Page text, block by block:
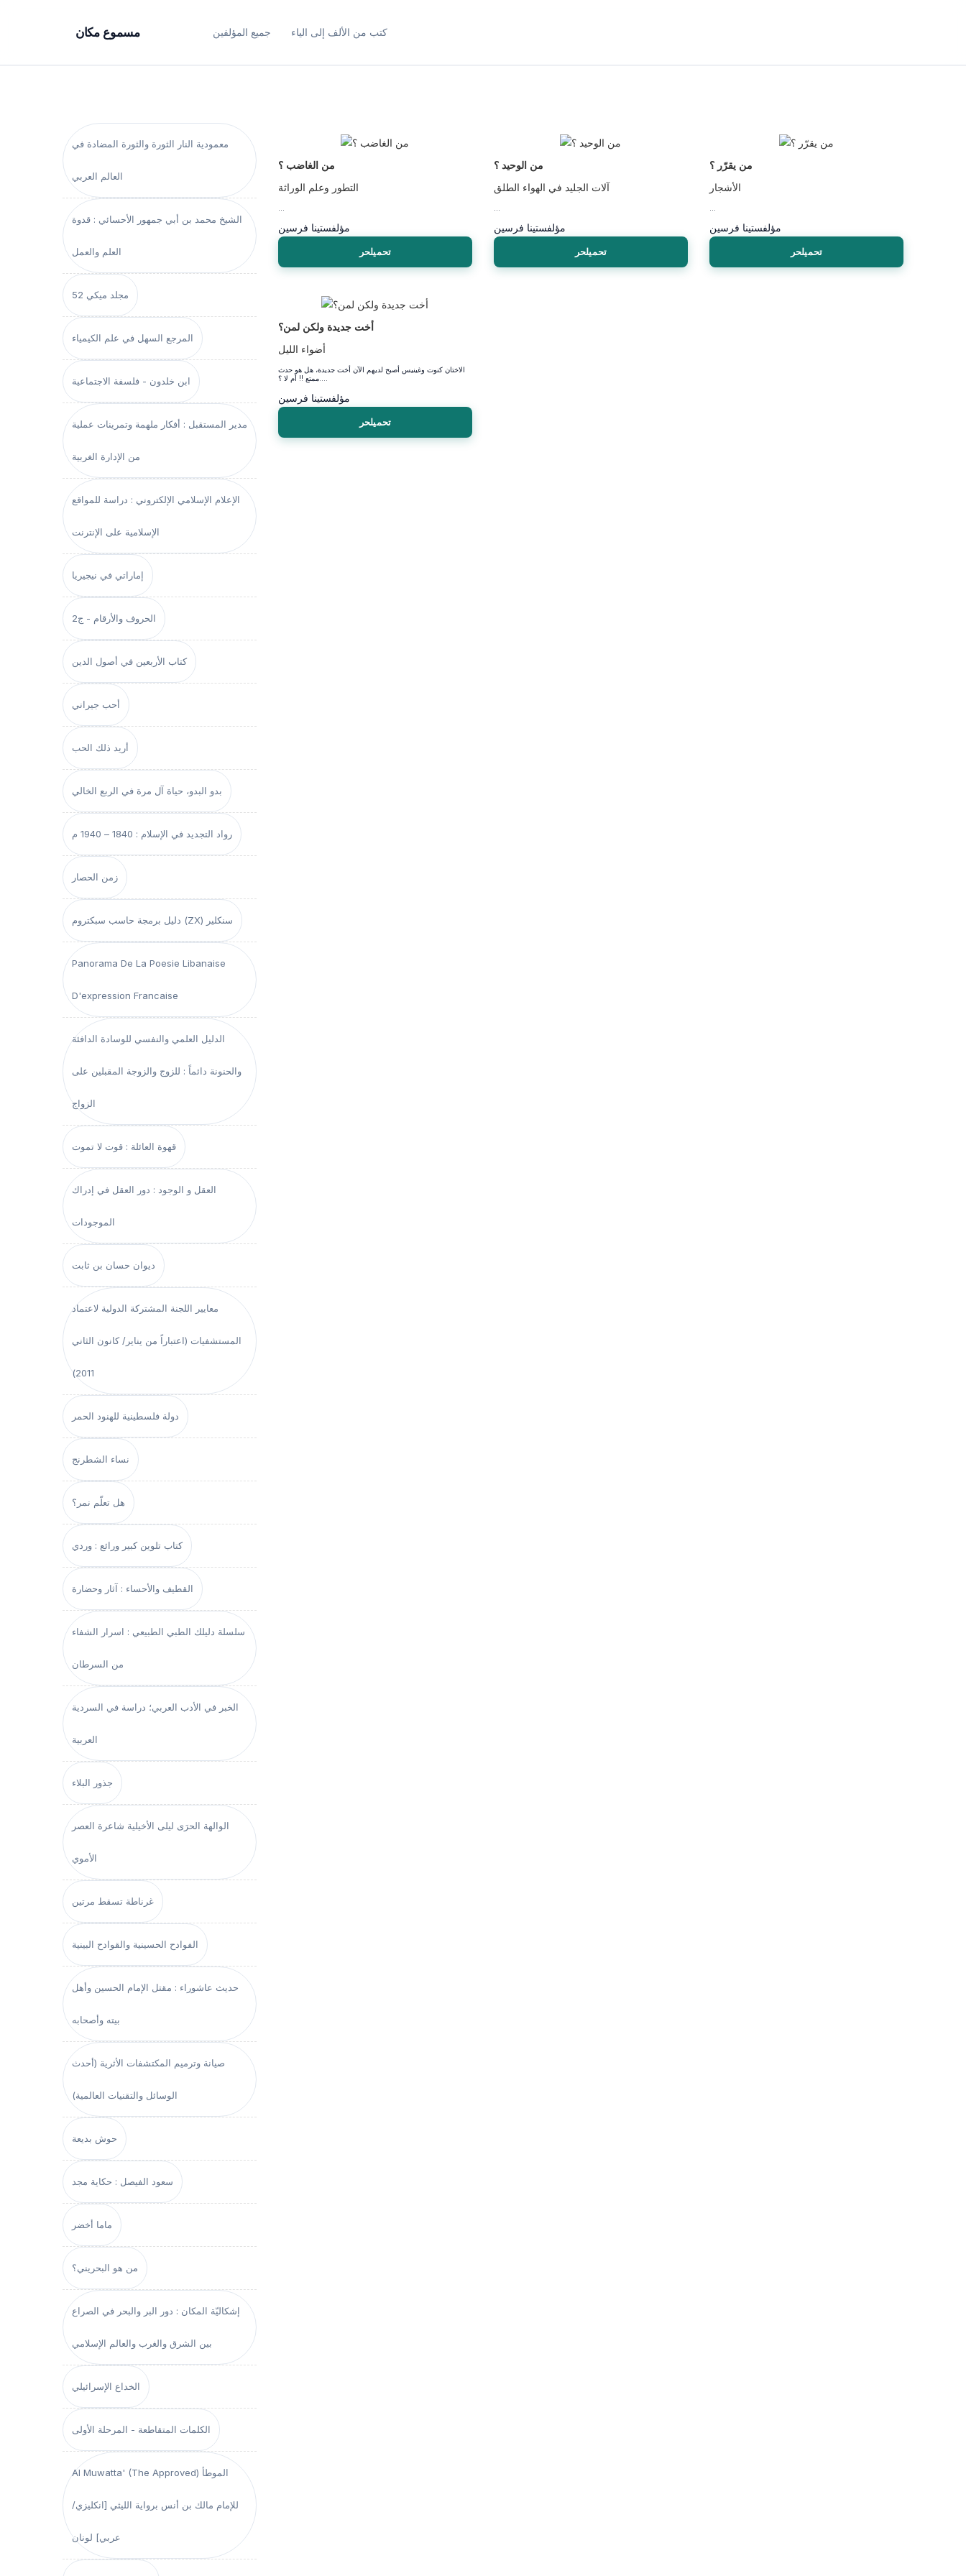
مسموع مكان جميع المؤلفين كتب من الألف إلى الياء
معمودية النار الثورة والثورة المضادة في
العالم العربي
الشيخ محمد بن أبي جمهور الأحسائي : قدوة
العلم والعمل
مجلد ميكي 52
المرجع السهل في علم الكيمياء
ابن خلدون - فلسفة الاجتماعية
مدير المستقبل : أفكار ملهمة وتمرينات عملية
من الإدارة الغربية
الإعلام الإسلامي الإلكتروني : دراسة للمواقع
الإسلامية على الإنترنت
إماراتي في نيجيريا
الحروف والأرقام - ج2
كتاب الأربعين في أصول الدين
أحب جيراني
أريد ذلك الحب
بدو البدو، حياة آل مرة في الربع الخالي
رواد التجديد في الإسلام : 1840 – 1940 م
زمن الحصار
دليل برمجة حاسب سبكتروم (ZX) سنكلير
Panorama De La Poesie Libanaise
D'expression Francaise
الدليل العلمي والنفسي للوسادة الدافئة
والحنونة دائماً : للزوج والزوجة المقبلين على
الزواج
قهوة العائلة : قوت لا تموت
العقل و الوجود : دور العقل في إدراك
الموجودات
ديوان حسان بن ثابت
معايير اللجنة المشتركة الدولية لاعتماد
المستشفيات (اعتباراً من يناير/ كانون الثاني
2011)
دولة فلسطينية للهنود الحمر
نساء الشطرنج
هل تعلّم نمر؟
كتاب تلوين كبير ورائع : وردي
القطيف والأحساء : آثار وحضارة
سلسلة دليلك الطبي الطبيعي : اسرار الشفاء
من السرطان
الخبر في الأدب العربي؛ دراسة في السردية
العربية
جذور البلاء
الوالهة الحرَى ليلى الأخيلية شاعرة العصر
الأموي
غرناطة تسقط مرتين
الفوادح الحسينية والقوادح البينية
حديث عاشوراء : مقتل الإمام الحسين وأهل
بيته وأصحابه
صيانة وترميم المكتشفات الأثرية (أحدث
الوسائل والتقنيات العالمية)
حوش بديعة
سعود الفيصل : حكاية مجد
ماما أخضر
من هو البحريني؟
إشكاليّة المكان : دور البر والبحر في الصراع
بين الشرق والغرب والعالم الإسلامي
الخداع الإسرائيلي
الكلمات المتقاطعة - المرحلة الأولى
Al Muwatta' (The Approved) الموطأ
للإمام مالك بن أنس برواية الليثي [انكليزي/
عربي] لونان
من الغاضب ؟
التطور وعلم الوراثة
مؤلفستينا فرسين
تحميلحر
من الوحيد ؟
آلات الجليد في الهواء الطلق
مؤلفستينا فرسين
تحميلحر
من يقرّر ؟
الأشجار
مؤلفستينا فرسين
تحميلحر
أخت جديدة ولكن لمن؟
أضواء الليل
الاختان كنوت وغينيس أصبح لديهم الآن أخت جديدة، هل هو حدث
مؤلفستينا فرسين
تحميلحر